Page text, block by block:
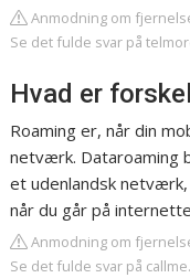
Anmodning om
Se det fulde svar på
Hvad er
Roaming er, når din
netværk. Dataroaming
et udenlandsk
når du går på
Anmodning om
Se det fulde svar på